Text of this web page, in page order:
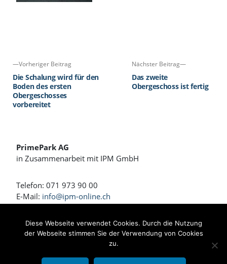
Betonwände des
Kellers ausgeschalt
worden sind.
Beitragsnavigation
Vorheriger BeitragVorheriger
Beitrag:
Die Schalung wird für den
Boden des ersten
Obergeschosses
vorbereitet
Nächster Beitrag
Nächster
Das zweite
Obergeschoss ist fertig
PrimePark AG
in Zusammenarbeit mit IPM GmbH
Telefon: 071 973 90 00
E-Mail: info@ipm-online.ch
Wohnen und Arbeiten am Rennweg
Bahnhofstrasse 4 + 4a
Diese Webseite verwendet Cookies. Durch die Nutzung
der Webseite stimmen Sie der Verwendung von Cookies
zu.